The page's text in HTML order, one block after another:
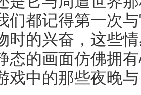
们都记得第一次
时的兴奋，这些
态的画面仿佛拥
戏中的那些夜晚